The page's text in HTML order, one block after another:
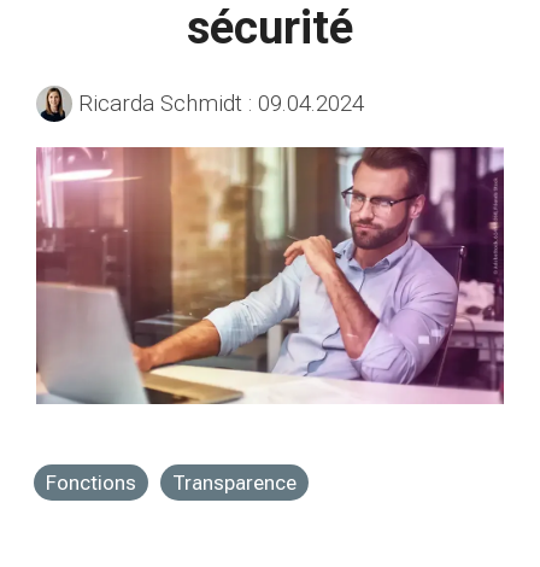
sécurité
Ricarda Schmidt : 09.04.2024
Fonctions Transparence